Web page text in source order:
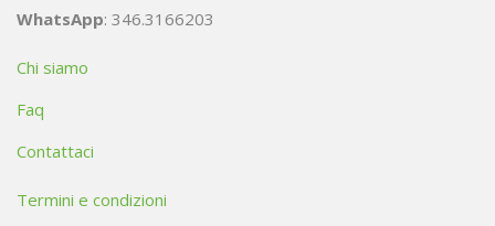
WhatsApp: 346.3166203
Chi siamo
Faq
Contattaci
Termini e condizioni